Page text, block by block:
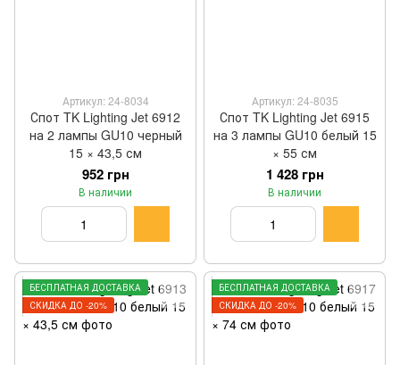
Артикул: 24-8034
Спот TK Lighting Jet 6912
на 2 лампы GU10 черный
15 × 43,5 см
952 грн
В наличии
Артикул: 24-8035
Спот TK Lighting Jet 6915
на 3 лампы GU10 белый 15
× 55 см
1 428 грн
В наличии
БЕСПЛАТНАЯ ДОСТАВКА
СКИДКА ДО -20%
БЕСПЛАТНАЯ ДОСТАВКА
СКИДКА ДО -20%